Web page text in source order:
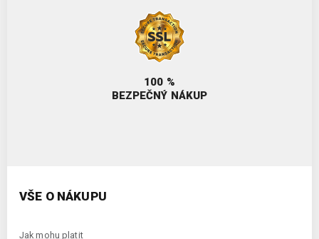
100 %
BEZPEČNÝ NÁKUP
VŠE O NÁKUPU
Jak mohu platit